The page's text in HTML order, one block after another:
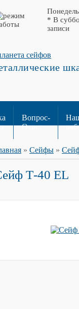
* В
записи
Вопрос-
Ответ
» Сейфы »
Т-40 EL